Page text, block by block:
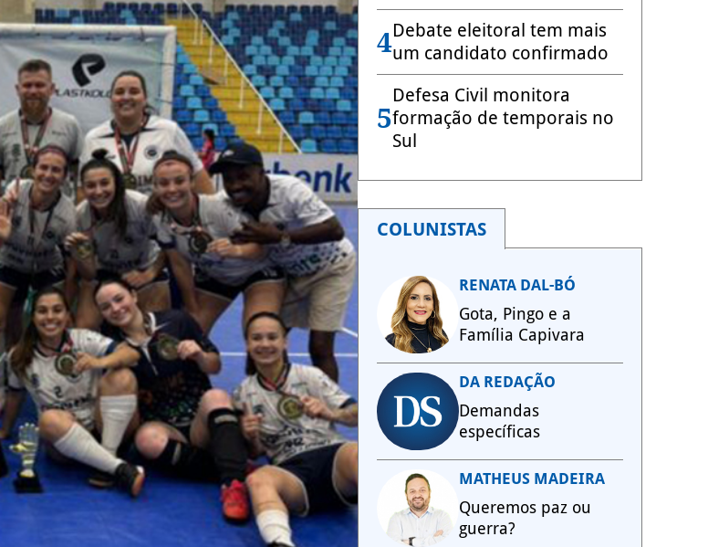
4Debate eleitoral tem mais
um candidato confirmado
5
Defesa Civil monitora
formação de temporais no
Sul
COLUNISTAS
RENATA DAL-BÓ
Gota, Pingo e a
Família Capivara
DA REDAÇÃO
Demandas
específicas
MATHEUS MADEIRA
Queremos paz ou
guerra?